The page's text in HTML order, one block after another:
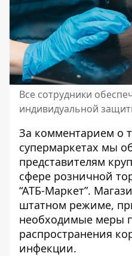
Все сотрудники
индивидуальной
За комментарием о
супермаркетах мы
представителям
сфере розничной
“АТБ-Маркет”.
штатном режиме,
необходимые меры
распространения
инфекции.